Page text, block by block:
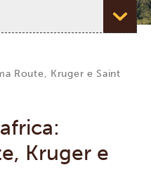
Route, Kruger e Saint
Kruger e